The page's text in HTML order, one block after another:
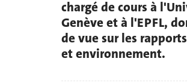
chargé de cours à
Genève et à l'EPFL,
de vue sur les
et environnement.